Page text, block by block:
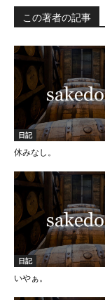
この著者の記事
日記
休みなし。
日記
いやぁ。